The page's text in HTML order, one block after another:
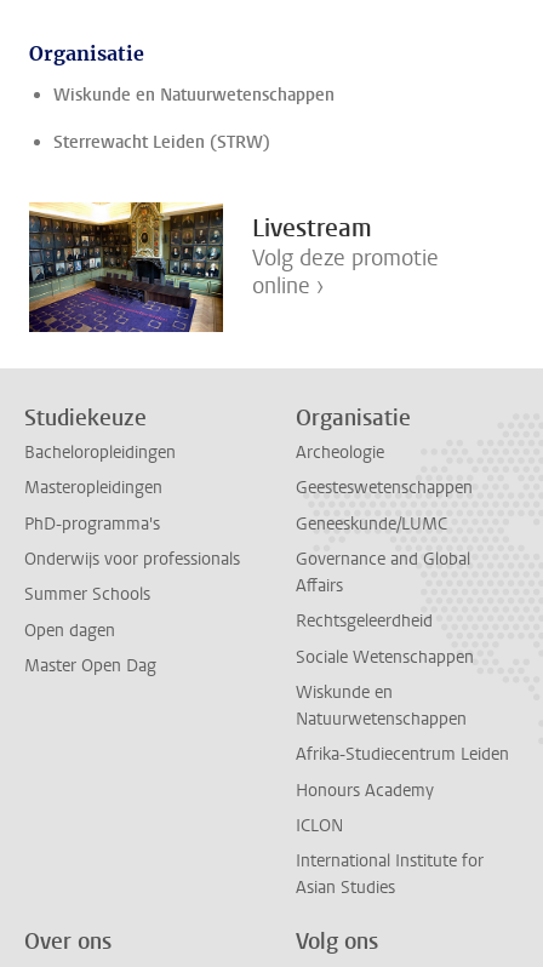
Organisatie
Wiskunde en Natuurwetenschappen
Sterrewacht Leiden (STRW)
Livestream
Volg deze promotie
online ›
Studiekeuze
Bacheloropleidingen
Masteropleidingen
PhD-programma's
Onderwijs voor professionals
Summer Schools
Open dagen
Master Open Dag
Organisatie
Archeologie
Geesteswetenschappen
Geneeskunde/LUMC
Governance and Global
Affairs
Rechtsgeleerdheid
Sociale Wetenschappen
Wiskunde en
Natuurwetenschappen
Afrika-Studiecentrum Leiden
Honours Academy
ICLON
International Institute for
Asian Studies
Over ons Volg ons